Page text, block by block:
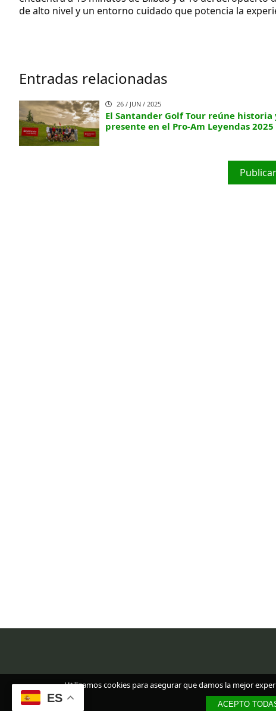
de alto nivel y un entorno cuidado que potencia la
Entradas relacionadas
26 / JUN / 2025
El Santander Golf Tour reúne historia
presente en el Pro-Am Leyendas 2025
Utilizamos cookies para asegurar que damos la mejor
ACEPTO
ES